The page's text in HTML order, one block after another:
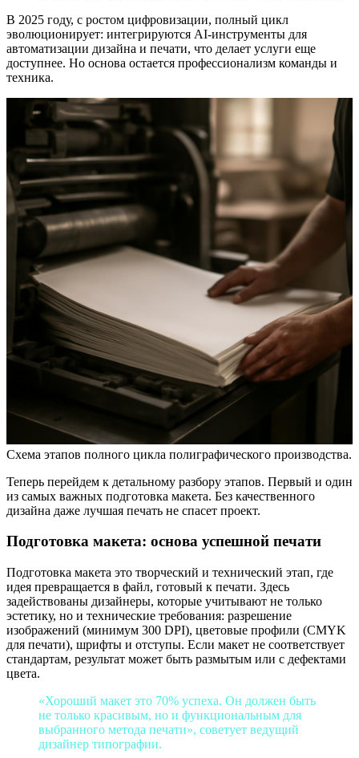
В 2025 году, с ростом цифровизации, полный цикл
эволюционирует: интегрируются AI-инструменты для
автоматизации дизайна и печати, что делает услуги еще
доступнее. Но основа остается профессионализм команды и
техника.
Схема этапов полного цикла полиграфического производства.
Теперь перейдем к детальному разбору этапов. Первый и один
из самых важных подготовка макета. Без качественного
дизайна даже лучшая печать не спасет проект.
Подготовка макета: основа успешной печати
Подготовка макета это творческий и технический этап, где
идея превращается в файл, готовый к печати. Здесь
задействованы дизайнеры, которые учитывают не только
эстетику, но и технические требования: разрешение
изображений (минимум 300 DPI), цветовые профили (CMYK
для печати), шрифты и отступы. Если макет не соответствует
стандартам, результат может быть размытым или с дефектами
цвета.
«Хороший макет это 70% успеха. Он должен быть
не только красивым, но и функциональным для
выбранного метода печати», советует ведущий
дизайнер типографии.